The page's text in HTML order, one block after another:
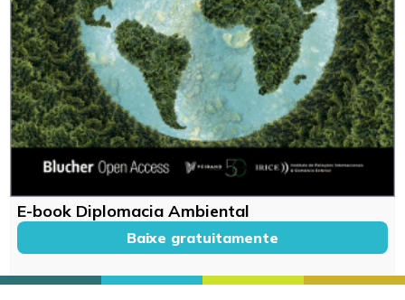
E-book Diplomacia Ambiental
Baixe gratuitamente